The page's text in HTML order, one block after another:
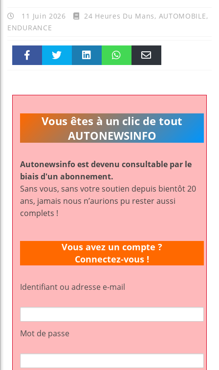
11 Juin 2026 24 Heures Du Mans, AUTOMOBILE,
ENDURANCE
k pt
Vous êtes à un clic de tout
AUTONEWSINFO
Autonewsinfo est devenu consultable par le
biais d'un abonnement.
Sans vous, sans votre soutien depuis bientôt 20
ans, jamais nous n’aurions pu rester aussi
complets !
Vous avez un compte ?
Connectez-vous !
Identifiant ou adresse e-mail
Mot de passe